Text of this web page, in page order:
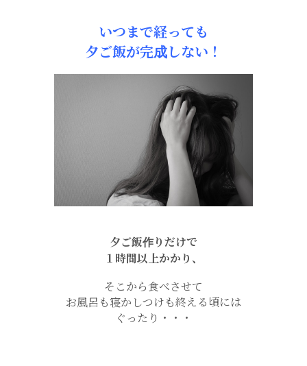
いつまで経っても
夕ご飯が完成しない！
夕ご飯作りだけで
１時間以上かかり、
そこから食べさせて
お風呂も寝かしつけも終える頃には
ぐったり・・・